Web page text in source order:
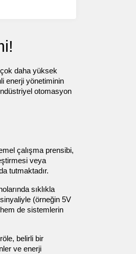
daha yüksek
enerji yönetiminin
otomasyon
çalışma prensibi,
veya
tutmaktadır.
sıklıkla
(örneğin 5V
de sistemlerin
belirli bir
ve enerji